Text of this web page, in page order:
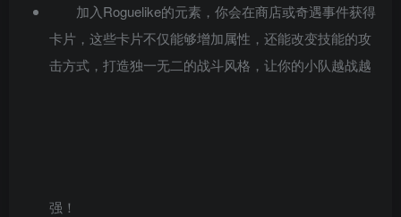
加入Roguelike的元素，你会在商店或奇遇事件获得
卡片，这些卡片不仅能够增加属性，还能改变技能的攻
击方式，打造独一无二的战斗风格，让你的小队越战越
强！